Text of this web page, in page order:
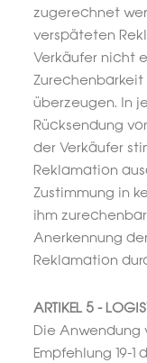
zugerechnet
verspäteten
Verkäufer nicht
überzeugen. In
Rücksendung
der Verkäufer
Reklamation
Zustimmung in
ihm
Anerkennung
Reklamation
ARTIKEL 5 -
Die Anwendung
Empfehlung 19-1